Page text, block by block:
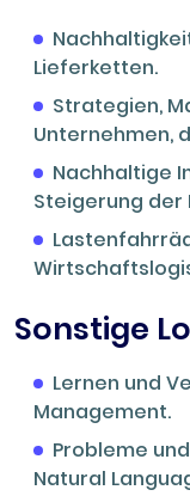
Lieferketten.
Strategien,
Unternehmen,
Nachhaltige
Steigerung der
Sonstige
Lernen und
Management.
Probleme
Natural